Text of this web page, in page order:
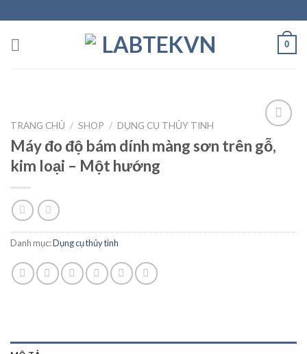
to
content
0
TRANG CHỦ / SHOP / DỤNG CỤ THỦY TINH
Máy đo độ bám dính màng sơn trên gỗ,
kim loại – Một hướng
Danh mục:Dụng cụ thủy tinh